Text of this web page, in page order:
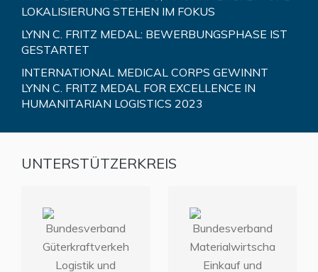
LOKALISIERUNG STEHEN IM FOKUS
LYNN C. FRITZ MEDAL: BEWERBUNGSPHASE IST
GESTARTET
INTERNATIONAL MEDICAL CORPS GEWINNT
LYNN C. FRITZ MEDAL FOR EXCELLENCE IN
HUMANITARIAN LOGISTICS 2023
UNTERSTÜTZERKREIS